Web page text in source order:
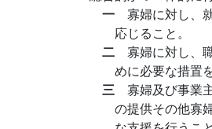
一 寡婦に対し、
応じること。
二 寡婦に対し、
めに必要な措置
三 寡婦及び事業
の提供その他寡